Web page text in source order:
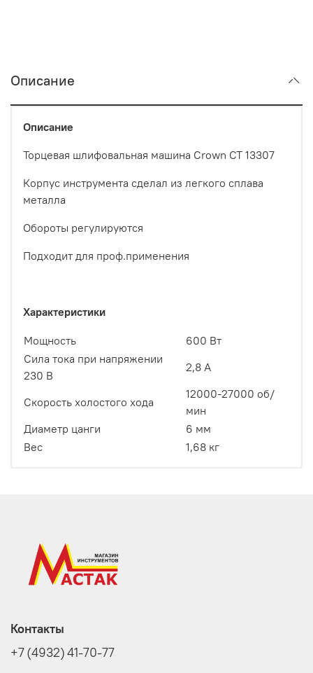
Описание
Описание
Торцевая шлифовальная машина Crown CT 13307
Корпус инструмента сделал из легкого сплава
металла
Обороты регулируются
Подходит для проф.применения
Характеристики
Мощность
600 Вт
Сила тока при напряжении
230 В
2,8 А
Скорость холостого хода
12000-27000 об/
мин
Диаметр цанги
6 мм
Вес
1,68 кг
Контакты
+7 (4932) 41-70-77